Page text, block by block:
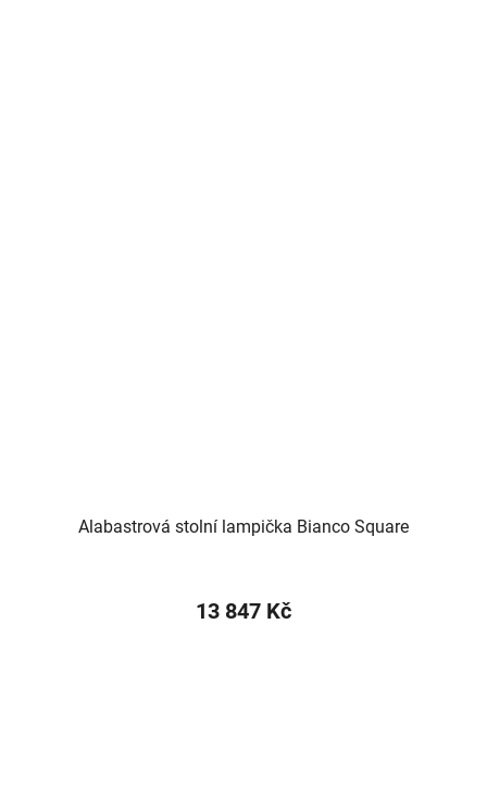
Alabastrová stolní lampička Bianco Square
13 847 Kč